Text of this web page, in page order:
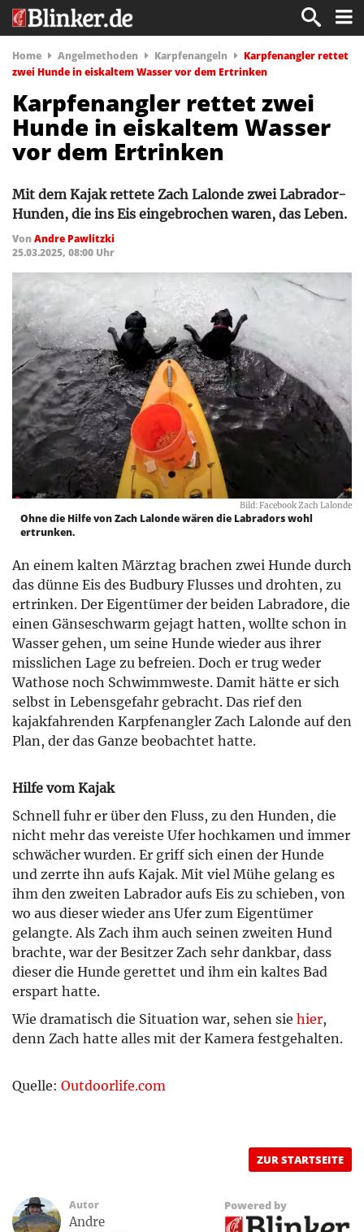
Home Angelmethoden Karpfenangeln
Karpfenangler rettet
zwei Hunde in eiskaltem Wasser vor dem Ertrinken
Karpfenangler rettet zwei
Hunde in eiskaltem Wasser
vor dem Ertrinken
Mit dem Kajak rettete Zach Lalonde zwei Labrador-
Hunden, die ins Eis eingebrochen waren, das Leben.
VonAndre Pawlitzki
25.03.2025, 08:00 Uhr
Bild: Facebook Zach Lalonde
Ohne die Hilfe von Zach Lalonde wären die Labradors wohl
ertrunken.
An einem kalten Märztag brachen zwei Hunde durch
das dünne Eis des Budbury Flusses und drohten, zu
ertrinken. Der Eigentümer der beiden Labradore, die
einen Gänseschwarm gejagt hatten, wollte schon in
Wasser gehen, um seine Hunde wieder aus ihrer
misslichen Lage zu befreien. Doch er trug weder
Wathose noch Schwimmweste. Damit hätte er sich
selbst in Lebensgefahr gebracht. Das rief den
kajakfahrenden Karpfenangler Zach Lalonde auf den
Plan, der das Ganze beobachtet hatte.
Hilfe vom Kajak
Schnell fuhr er über den Fluss, zu den Hunden, die
nicht mehr das vereiste Ufer hochkamen und immer
schwächer wurden. Er griff sich einen der Hunde
und zerrte ihn aufs Kajak. Mit viel Mühe gelang es
ihm den zweiten Labrador aufs Eis zu schieben, von
wo aus dieser wieder ans Ufer zum Eigentümer
gelangte. Als Zach ihm auch seinen zweiten Hund
brachte, war der Besitzer Zach sehr dankbar, dass
dieser die Hunde gerettet und ihm ein kaltes Bad
erspart hatte.
Wie dramatisch die Situation war, sehen sie hier,
denn Zach hatte alles mit der Kamera festgehalten.
Quelle: Outdoorlife.com
ZUR STARTSEITE
Autor
Andre
Powered by